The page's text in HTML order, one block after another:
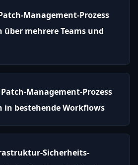
Management-Prozess
über mehrere Teams und
Management-Prozess
in bestehende Workflows
Sicherheits-